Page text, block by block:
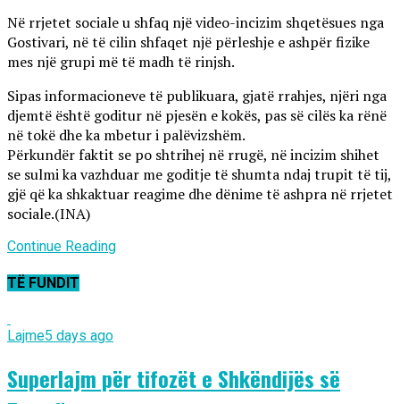
Në rrjetet sociale u shfaq një video-incizim shqetësues nga
Gostivari, në të cilin shfaqet një përleshje e ashpër fizike
mes një grupi më të madh të rinjsh.
Sipas informacioneve të publikuara, gjatë rrahjes, njëri nga
djemtë është goditur në pjesën e kokës, pas së cilës ka rënë
në tokë dhe ka mbetur i palëvizshëm.
Përkundër faktit se po shtrihej në rrugë, në incizim shihet
se sulmi ka vazhduar me goditje të shumta ndaj trupit të tij,
gjë që ka shkaktuar reagime dhe dënime të ashpra në rrjetet
sociale.(INA)
Continue Reading
TË FUNDIT
Lajme5 days ago
Superlajm për tifozët e Shkëndijës së